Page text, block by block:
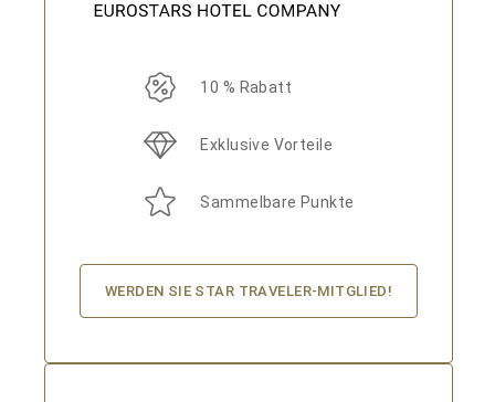
10 % Rabatt
Exklusive Vorteile
Sammelbare Punkte
WERDEN SIE STAR TRAVELER-MITGLIED!